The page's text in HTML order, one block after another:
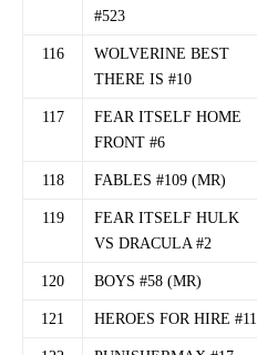
#523
116
WOLVERINE BEST
THERE IS #10
117
FEAR ITSELF HOME
FRONT #6
118 FABLES #109 (MR)
119
FEAR ITSELF HULK
VS DRACULA #2
120 BOYS #58 (MR)
121 HEROES FOR HIRE #11